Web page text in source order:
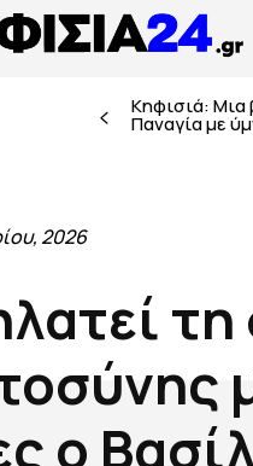
Κηφισιά: Μια
Παναγία με
2026
τη
ο